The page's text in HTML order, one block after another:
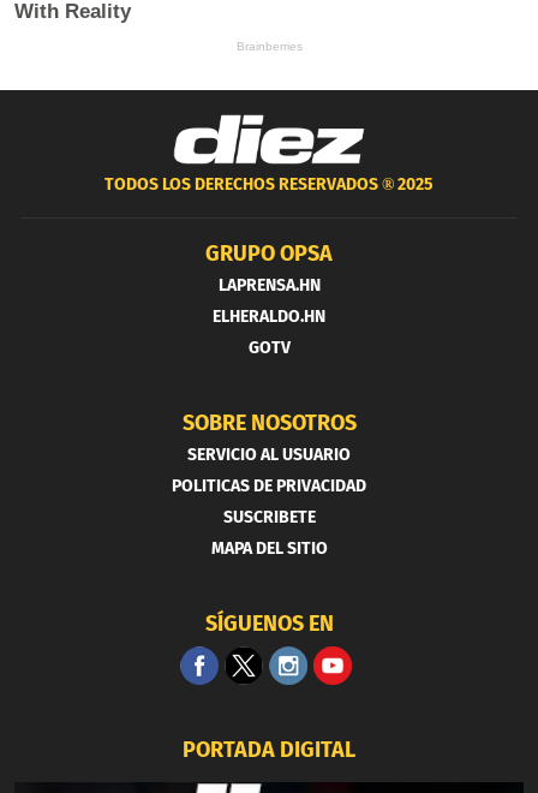
TODOS LOS DERECHOS RESERVADOS ®2025
GRUPO OPSA
LAPRENSA.HN
ELHERALDO.HN
GOTV
SOBRE NOSOTROS
SERVICIO AL USUARIO
POLITICAS DE PRIVACIDAD
SUSCRIBETE
MAPA DEL SITIO
SÍGUENOS EN
PORTADA DIGITAL